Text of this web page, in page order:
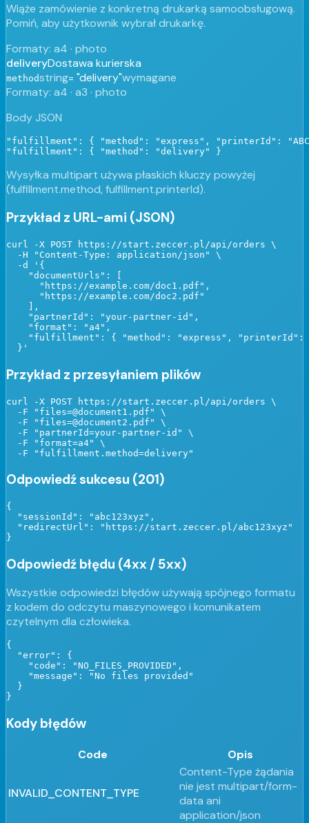
Wiąże zamówienie z konkretną drukarką samoobsługową.
Pomiń, aby użytkownik wybrał drukarkę.
Formaty: a4 · photo
deliveryDostawa kurierska
methodstring= "delivery"wymagane
Formaty: a4 · a3 · photo
Body JSON
"fulfillment": { "method": "express", "printerId":
"fulfillment": { "method": "delivery" }
Wysyłka multipart używa płaskich kluczy powyżej
(fulfillment.method, fulfillment.printerId).
Przykład z URL-ami (JSON)
curl -X POST https://start.zeccer.pl/api/orders \
  -H "Content-Type: application/json" \
  -d '{
    "documentUrls": [
      "https://example.com/doc1.pdf",
      "https://example.com/doc2.pdf"
    ],
    "partnerId": "your-partner-id",
    "format": "a4",
"fulfillment": { "method": "express", "printerId":
  }'
Przykład z przesyłaniem plików
curl -X POST https://start.zeccer.pl/api/orders \
  -F "files=@document1.pdf" \
  -F "files=@document2.pdf" \
  -F "partnerId=your-partner-id" \
  -F "format=a4" \
  -F "fulfillment.method=delivery"
Odpowiedź sukcesu (201)
{
  "sessionId": "abc123xyz",
  "redirectUrl": "https://start.zeccer.pl/abc123xyz"
}
Odpowiedź błędu (4xx / 5xx)
Wszystkie odpowiedzi błędów używają spójnego formatu
z kodem do odczytu maszynowego i komunikatem
czytelnym dla człowieka.
{
  "error": {
    "code": "NO_FILES_PROVIDED",
    "message": "No files provided"
  }
}
Kody błędów
Code Opis
INVALID_CONTENT_TYPE
Content-Type żądania
nie jest multipart/form-
data ani
application/json